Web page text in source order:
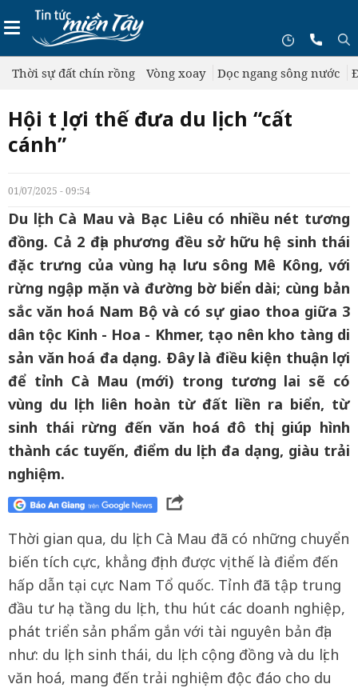
Thời sự đất chín rồng Vòng xoay Dọc ngang sông nước
Hội tụ lợi thế đưa du lịch “cất
cánh”
01/07/2025 - 09:54
Du lịch Cà Mau và Bạc Liêu có nhiều nét tương
đồng. Cả 2 địa phương đều sở hữu hệ sinh thái
đặc trưng của vùng hạ lưu sông Mê Kông, với
rừng ngập mặn và đường bờ biển dài; cùng bản
sắc văn hoá Nam Bộ và có sự giao thoa giữa 3
dân tộc Kinh - Hoa - Khmer, tạo nên kho tàng di
sản văn hoá đa dạng. Ðây là điều kiện thuận lợi
để tỉnh Cà Mau (mới) trong tương lai sẽ có
vùng du lịch liên hoàn từ đất liền ra biển, từ
sinh thái rừng đến văn hoá đô thị, giúp hình
thành các tuyến, điểm du lịch đa dạng, giàu trải
nghiệm.
Thời gian qua, du lịch Cà Mau đã có những chuyển
biến tích cực, khẳng định được vị thế là điểm đến
hấp dẫn tại cực Nam Tổ quốc. Tỉnh đã tập trung
đầu tư hạ tầng du lịch, thu hút các doanh nghiệp,
phát triển sản phẩm gắn với tài nguyên bản địa
như: du lịch sinh thái, du lịch cộng đồng và du lịch
văn hoá, mang đến trải nghiệm độc đáo cho du